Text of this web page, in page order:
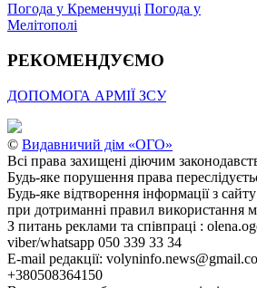
Погода у Кременчуці Погода у
Мелітополі
РЕКОМЕНДУЄМО
ДОПОМОГА АРМІЇ ЗСУ
© Видавничий дім «ОГО»
Всі права захищені діючим
Будь-яке порушення права
Будь-яке відтворення інформації з
при дотриманні правил використання
З питань реклами та співпраці :
viber/whatsapp 050 339 33 34
E-mail редакції:
+380508364150